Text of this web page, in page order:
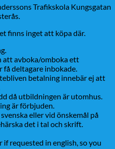
Trafikskola Kungsgatan
finns inget att köpa där.
att avboka/omboka ett
deltagare inbokade.
betalning innebär ej att
då utbildningen är utomhus.
är förbjuden.
eller vid önskemål på
det i tal och skrift.
if requested in english, so you